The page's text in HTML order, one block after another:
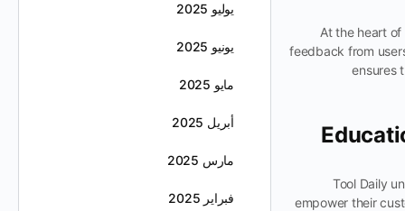
At the heart
feedback from
ensures
Tool Daily
empower their
يوليو 2025
يونيو 2025
مايو 2025
أبريل 2025
مارس 2025
فبراير 2025